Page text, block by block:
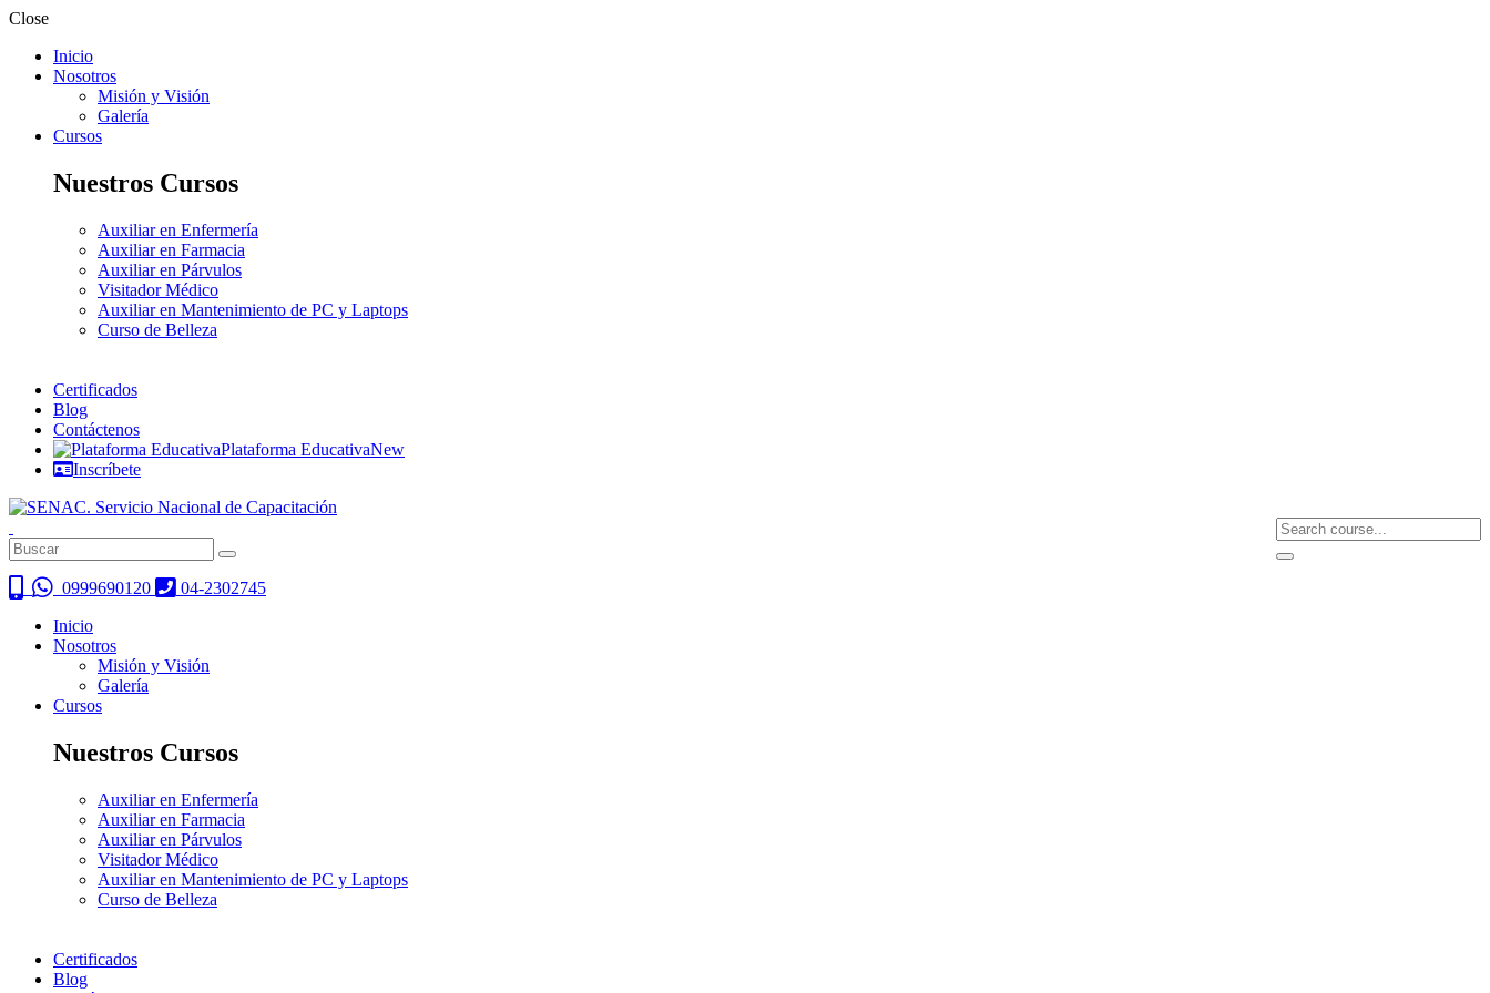
Close
Inicio
Nosotros
Misión y Visión
Galería
Cursos
Nuestros Cursos
Auxiliar en Enfermería
Auxiliar en Farmacia
Auxiliar en Párvulos
Visitador Médico
Auxiliar en Mantenimiento de PC y Laptops
Curso de Belleza
Certificados
Blog
Contáctenos
Plataforma EducativaNew
Inscríbete
0999690120
04-2302745
Inicio
Nosotros
Misión y Visión
Galería
Cursos
Nuestros Cursos
Auxiliar en Enfermería
Auxiliar en Farmacia
Auxiliar en Párvulos
Visitador Médico
Auxiliar en Mantenimiento de PC y Laptops
Curso de Belleza
Certificados
Blog